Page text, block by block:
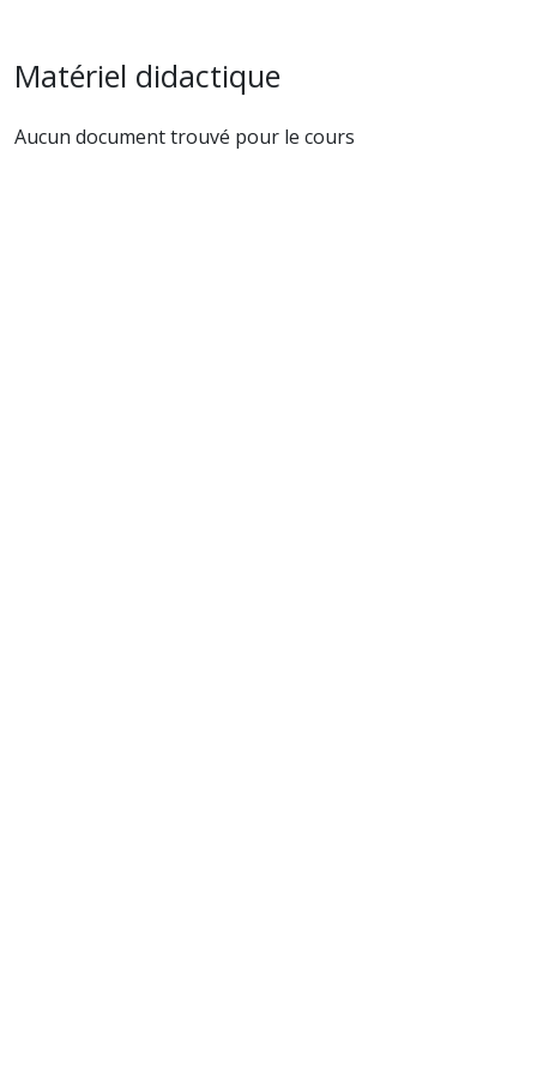
Matériel didactique
Aucun document trouvé pour le cours